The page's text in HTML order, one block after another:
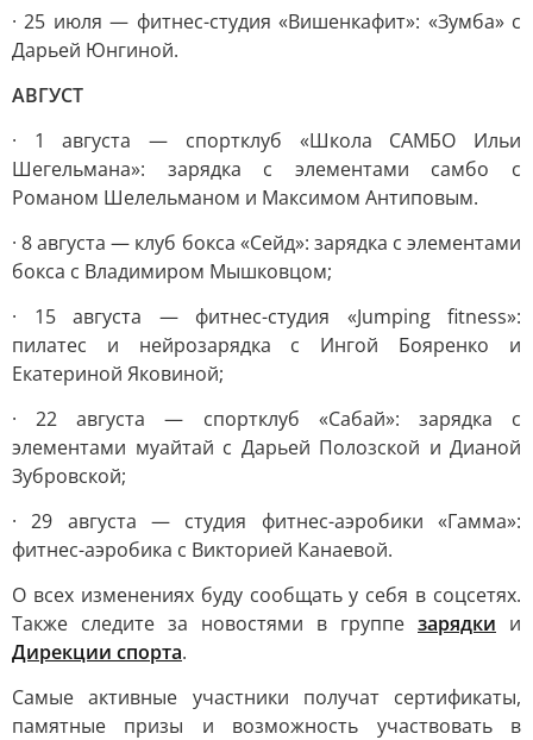
· 25 июля — фитнес-студия «Вишенкафит»: «Зумба» с
Дарьей Юнгиной.
АВГУСТ
· 1 августа — спортклуб «Школа САМБО Ильи
Шегельмана»: зарядка с элементами самбо с
Романом Шелельманом и Максимом Антиповым.
· 8 августа — клуб бокса «Сейд»: зарядка с элементами
бокса с Владимиром Мышковцом;
· 15 августа — фитнес-студия «Jumping fitness»:
пилатес и нейрозарядка с Ингой Бояренко и
Екатериной Яковиной;
· 22 августа — спортклуб «Сабай»: зарядка с
элементами муайтай с Дарьей Полозской и Дианой
Зубровской;
· 29 августа — студия фитнес-аэробики «Гамма»:
фитнес-аэробика с Викторией Канаевой.
О всех изменениях буду сообщать у себя в соцсетях.
Также следите за новостями в группе зарядки и
Дирекции спорта.
Самые активные участники получат сертификаты,
памятные призы и возможность участвовать в